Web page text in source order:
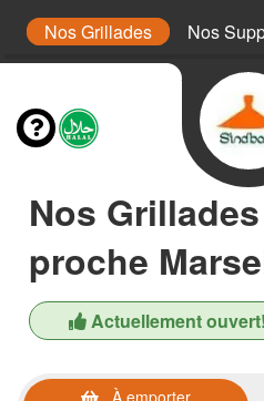
Nos Grillades Nos
Nos
proche
Actuellement ouvert!
À emporter